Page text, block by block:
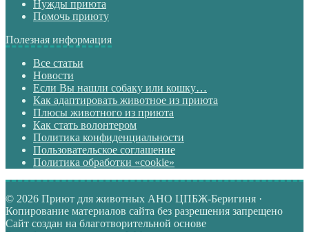
Нужды приюта
Помочь приюту
Полезная информация
Все статьи
Новости
Если Вы нашли собаку или кошку…
Как адаптировать животное из приюта
Плюсы животного из приюта
Как стать волонтером
Политика конфиденциальности
Пользовательское соглашение
Политика обработки «cookie»
© 2026 Приют для животных АНО ЦПБЖ-Беригиня ·
Копирование материалов сайта без разрешения запрещено
Сайт создан на благотворительной основе